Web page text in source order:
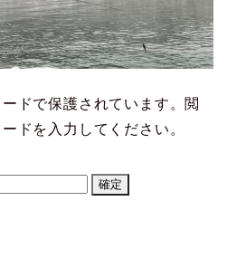
ドで保護されています。閲
ドを入力してください。